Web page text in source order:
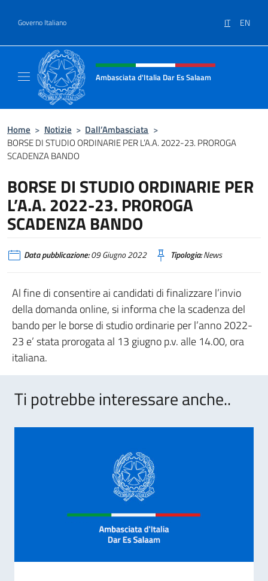
Governo Italiano IT EN
Intestazione sito, social e menù
Ambasciata d'Italia Dar Es Salaam
Home > Notizie > Dall’Ambasciata >
BORSE DI STUDIO ORDINARIE PER L’A.A. 2022-23. PROROGA
SCADENZA BANDO
BORSE DI STUDIO ORDINARIE PER
L’A.A. 2022-23. PROROGA
SCADENZA BANDO
Data pubblicazione:09 Giugno 2022 Tipologia:News
Al fine di consentire ai candidati di finalizzare l’invio
della domanda online, si informa che la scadenza del
bando per le borse di studio ordinarie per l’anno 2022-
23 e’ stata prorogata al 13 giugno p.v. alle 14.00, ora
italiana.
Ti potrebbe interessare anche..